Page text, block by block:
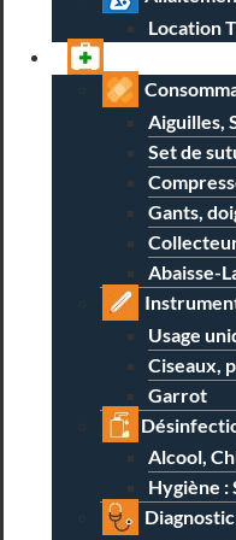
Location
Aiguilles,
Set de
Gants,
Abaisse-
Usage
Ciseaux,
Garrot
Alcool,
Hygiène :
Diagnostic